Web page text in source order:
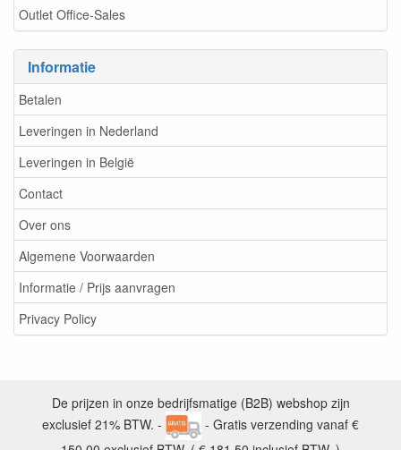
Outlet Office-Sales
Informatie
Betalen
Leveringen in Nederland
Leveringen in België
Contact
Over ons
Algemene Voorwaarden
Informatie / Prijs aanvragen
Privacy Policy
De prijzen in onze bedrijfsmatige (B2B) webshop zijn
exclusief 21% BTW. -
- Gratis verzending vanaf €